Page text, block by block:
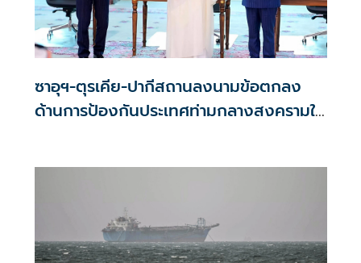
ซาอุฯ-ตุรเคีย-ปากีสถานลงนามข้อตกลง
ด้านการป้องกันประเทศท่ามกลางสงครามใน